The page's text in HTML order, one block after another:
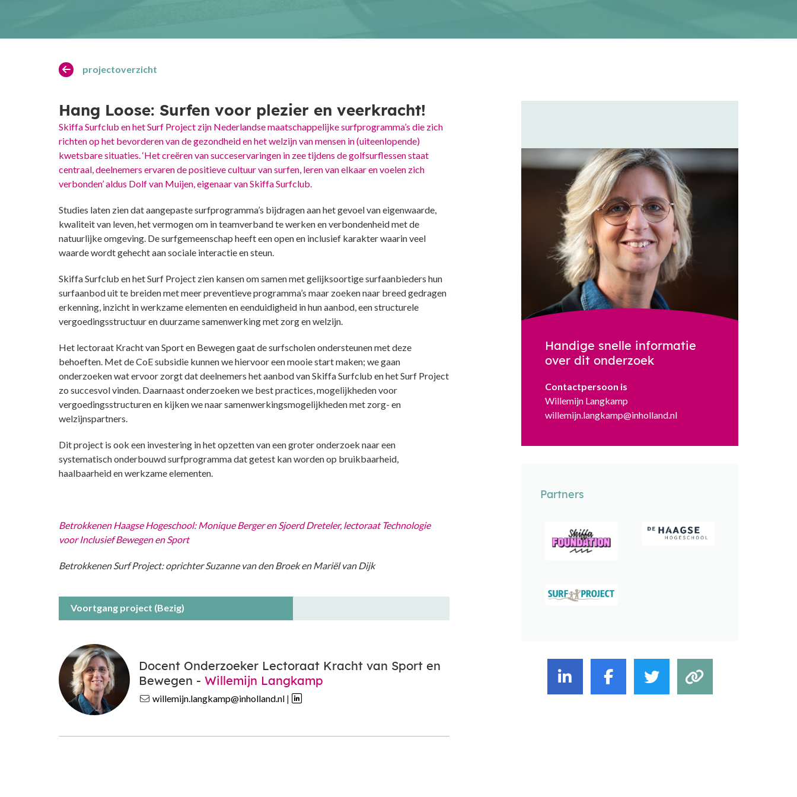
projectoverzicht
Hang Loose: Surfen voor plezier en veerkracht!
Skiffa Surfclub en het Surf Project zijn Nederlandse maatschappelijke surfprogramma’s die zich
richten op het bevorderen van de gezondheid en het welzijn van mensen in (uiteenlopende)
kwetsbare situaties. ‘Het creëren van succeservaringen in zee tijdens de golfsurflessen staat
centraal, deelnemers ervaren de positieve cultuur van surfen, leren van elkaar en voelen zich
verbonden’ aldus Dolf van Muijen, eigenaar van Skiffa Surfclub.
Studies laten zien dat aangepaste surfprogramma’s bijdragen aan het gevoel van eigenwaarde,
kwaliteit van leven, het vermogen om in teamverband te werken en verbondenheid met de
natuurlijke omgeving. De surfgemeenschap heeft een open en inclusief karakter waarin veel
waarde wordt gehecht aan sociale interactie en steun.
Skiffa Surfclub en het Surf Project zien kansen om samen met gelijksoortige surfaanbieders hun
surfaanbod uit te breiden met meer preventieve programma’s maar zoeken naar breed gedragen
erkenning, inzicht in werkzame elementen en eenduidigheid in hun aanbod, een structurele
vergoedingsstructuur en duurzame samenwerking met zorg en welzijn.
Het lectoraat Kracht van Sport en Bewegen gaat de surfscholen ondersteunen met deze
behoeften. Met de CoE subsidie kunnen we hiervoor een mooie start maken; we gaan
onderzoeken wat ervoor zorgt dat deelnemers het aanbod van Skiffa Surfclub en het Surf Project
zo succesvol vinden. Daarnaast onderzoeken we best practices, mogelijkheden voor
vergoedingsstructuren en kijken we naar samenwerkingsmogelijkheden met zorg- en
welzijnspartners.
Dit project is ook een investering in het opzetten van een groter onderzoek naar een
systematisch onderbouwd surfprogramma dat getest kan worden op bruikbaarheid,
haalbaarheid en werkzame elementen.
Betrokkenen Haagse Hogeschool: Monique Berger en Sjoerd Dreteler, lectoraat Technologie
voor Inclusief Bewegen en Sport
Betrokkenen Surf Project: oprichter Suzanne van den Broek en Mariël van Dijk
Voortgang project (Bezig)
Docent Onderzoeker Lectoraat Kracht van Sport en
Bewegen - Willemijn Langkamp
willemijn.langkamp@inholland.nl |
Handige snelle informatie
over dit onderzoek
Contactpersoon is
Willemijn Langkamp
willemijn.langkamp@inholland.nl
Partners